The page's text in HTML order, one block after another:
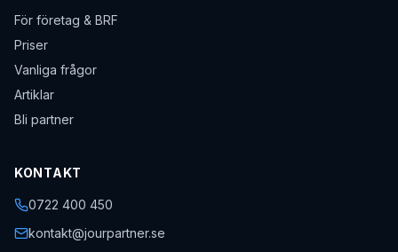
För företag & BRF
Priser
Vanliga frågor
Artiklar
Bli partner
KONTAKT
0722 400 450
kontakt@jourpartner.se